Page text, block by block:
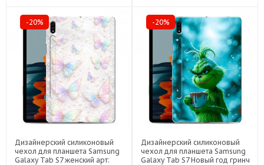
-20%
Дизайнерский силиконовый
чехол для планшета Samsung
Galaxy Tab S7 женский арт:
-20%
Дизайнерский силиконовый
чехол для планшета Samsung
Galaxy Tab S7 Новый год гринч